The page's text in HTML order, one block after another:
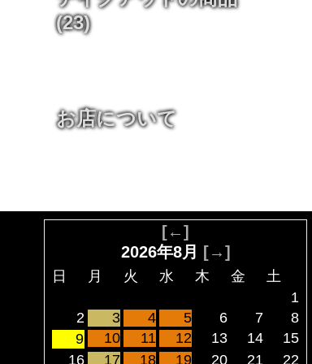
(23)
お店について
[←]
2026年8月
[→]
日 月 火 水 木 金
土
1
2
3 4 5 6 7
8
9
10 11 12 13 14
15
16
17 18 19 20 21 22